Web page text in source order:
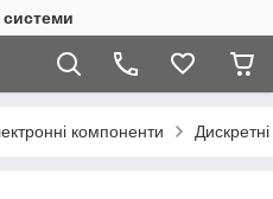
системи
компоненти